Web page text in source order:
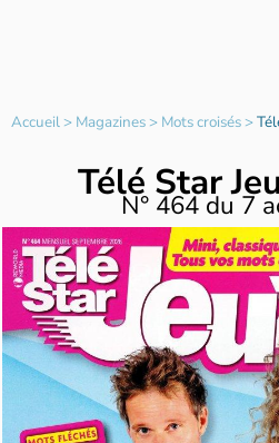
Accueil> Magazines> Mots croisés>
Télé Star
N° 464du7